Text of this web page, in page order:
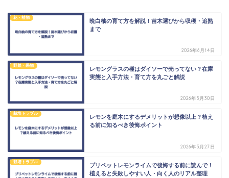
花・植物
晩白柚の育て方を解説！苗木選びから収穫・追熟
まで
2026年6月14日
野菜・果物
レモングラスの種はダイソーで売ってない？在庫
実態と入手方法・育て方を丸ごと解説
2026年5月30日
栽培トラブル
レモンを庭木にするデメリットが想像以上？植え
る前に知るべき後悔ポイント
2026年5月27日
栽培トラブル
プリペットレモンライムで後悔する前に読んで！
植えると失敗しやすい人・向く人のリアル整理